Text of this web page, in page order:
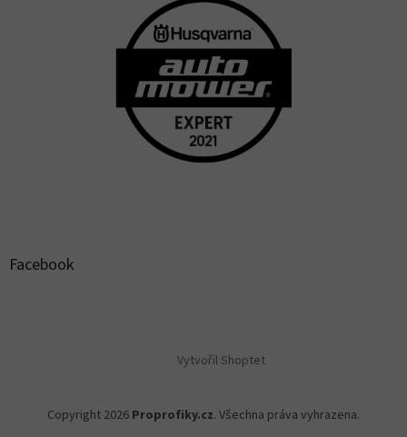
Facebook
Vytvořil Shoptet
Copyright 2026 Proprofiky.cz. Všechna práva vyhrazena.